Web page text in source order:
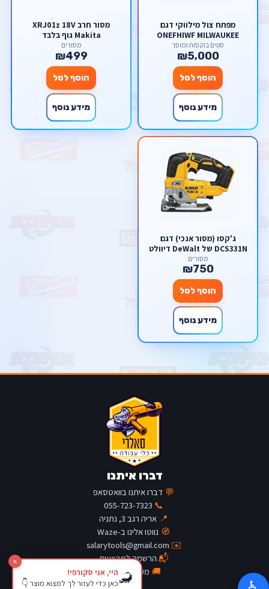
מפתח צול מילווקי דגם
ONEFHIWF MILWAUKEE
סטים בוקסות ומוסך
₪5,000
הוסף לסל
מידע נוסף
מסור חרב XRJ01z 18V
Makita גוף בלבד
מסורים
₪499
הוסף לסל
מידע נוסף
ג'קסו (מסור אנכי) דגם
DCS331N של DeWalt דיוולט
מסורים
₪750
הוסף לסל
מידע נוסף
דברו איתנו
💬 דברו איתנו בוואטסאפ
📞
055-723-7323
📍 אריה רגב 3, נתניה
🧭 נווטו אלינו ב-Waze
✉️
salarytools@gmail.com
📬הרשמה למבצעים
🚚 מעקב משלוח
×
🦂היי, אני סקורפי!
כאן כדי לעזור לך למצוא מוצר 👇